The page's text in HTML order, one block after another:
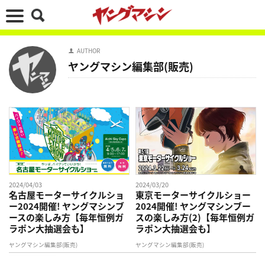
AUTHOR
ヤングマシン編集部(販売)
2024/04/03
名古屋モーターサイクルショ
ー2024開催! ヤングマシンブ
ースの楽しみ方【毎年恒例ガ
ラポン大抽選会も】
ヤングマシン編集部(販売)
2024/03/20
東京モーターサイクルショー
2024開催! ヤングマシンブー
スの楽しみ方(2)【毎年恒例ガ
ラポン大抽選会も】
ヤングマシン編集部(販売)